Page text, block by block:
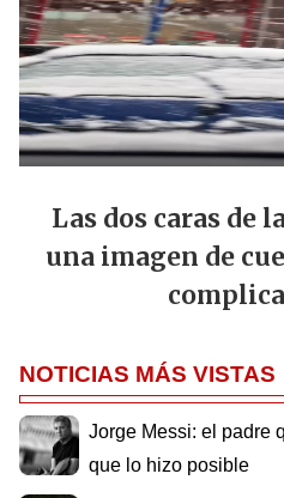
Las dos caras de
una imagen de
NOTICIAS MÁS VISTAS
Jorge Messi: el padre
que lo hizo posible